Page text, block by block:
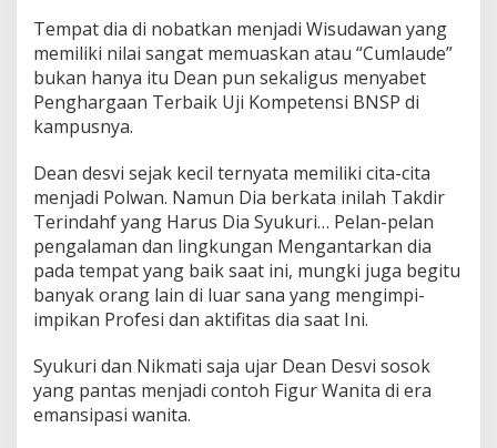
Tempat dia di nobatkan menjadi Wisudawan yang
memiliki nilai sangat memuaskan atau “Cumlaude”
bukan hanya itu Dean pun sekaligus menyabet
Penghargaan Terbaik Uji Kompetensi BNSP di
kampusnya.
Dean desvi sejak kecil ternyata memiliki cita-cita
menjadi Polwan. Namun Dia berkata inilah Takdir
Terindahf yang Harus Dia Syukuri… Pelan-pelan
pengalaman dan lingkungan Mengantarkan dia
pada tempat yang baik saat ini, mungki juga begitu
banyak orang lain di luar sana yang mengimpi-
impikan Profesi dan aktifitas dia saat Ini.
Syukuri dan Nikmati saja ujar Dean Desvi sosok
yang pantas menjadi contoh Figur Wanita di era
emansipasi wanita.